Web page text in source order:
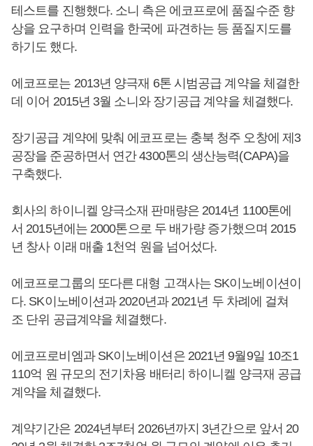
테스트를 진행했다. 소니 측은 에코프로에 품질수준 향
상을 요구하며 인력을 한국에 파견하는 등 품질지도를
하기도 했다.
에코프로는 2013년 양극재 6톤 시범공급 계약을 체결한
데 이어 2015년 3월 소니와 장기공급 계약을 체결했다.
장기공급 계약에 맞춰 에코프로는 충북 청주 오창에 제3
공장을 준공하면서 연간 4300톤의 생산능력(CAPA)을
구축했다.
회사의 하이니켈 양극소재 판매량은 2014년 1100톤에
서 2015년에는 2000톤으로 두 배가량 증가했으며 2015
년 창사 이래 매출 1천억 원을 넘어섰다.
에코프로그룹의 또다른 대형 고객사는 SK이노베이션이
다. SK이노베이션과 2020년과 2021년 두 차례에 걸쳐
조 단위 공급계약을 체결했다.
에코프로비엠과 SK이노베이션은 2021년 9월9일 10조1
110억 원 규모의 전기차용 배터리 하이니켈 양극재 공급
계약을 체결했다.
계약기간은 2024년부터 2026년까지 3년간으로 앞서 20